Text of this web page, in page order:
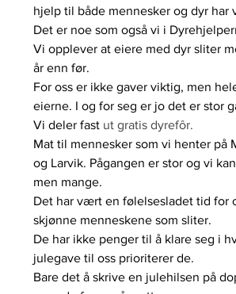
hjelp til både mennesker og dyr har
Det er noe som også vi i
Vi opplever at eiere med dyr sliter
år enn før.
For oss er ikke gaver viktig, men
eierne. I og for seg er jo det er stor
Vi deler fast ut gratis dyrefôr.
Mat til mennesker som vi henter på
og Larvik. Pågangen er stor og vi
men mange.
Det har vært en følelsesladet tid for
skjønne menneskene som sliter.
De har ikke penger til å klare seg i
julegave til oss prioriterer de.
Bare det å skrive en julehilsen på